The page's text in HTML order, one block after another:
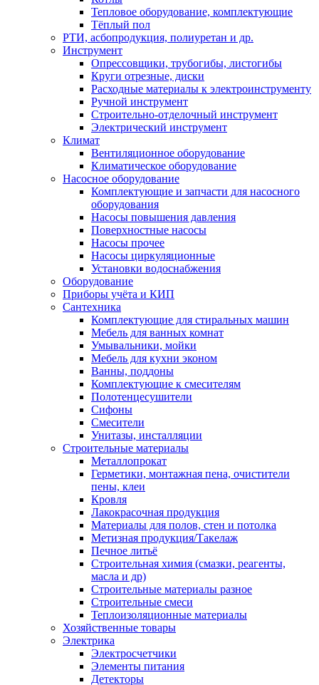
Тепловое оборудование, комплектующие
Тёплый пол
РТИ, асбопродукция, полиуретан и др.
Инструмент
Опрессовщики, трубогибы, листогибы
Круги отрезные, диски
Расходные материалы к электроинструменту
Ручной инструмент
Строительно-отделочный инструмент
Электрический инструмент
Климат
Вентиляционное оборудование
Климатическое оборудование
Насосное оборудование
Комплектующие и запчасти для насосного
оборудования
Насосы повышения давления
Поверхностные насосы
Насосы прочее
Насосы циркуляционные
Установки водоснабжения
Оборудование
Приборы учёта и КИП
Сантехника
Комплектующие для стиральных машин
Мебель для ванных комнат
Умывальники, мойки
Мебель для кухни эконом
Ванны, поддоны
Комплектующие к смесителям
Полотенцесушители
Сифоны
Смесители
Унитазы, инсталляции
Строительные материалы
Металлопрокат
Герметики, монтажная пена, очистители
пены, клеи
Кровля
Лакокрасочная продукция
Материалы для полов, стен и потолка
Метизная продукция/Такелаж
Печное литьё
Строительная химия (смазки, реагенты,
масла и др)
Строительные материалы разное
Строительные смеси
Теплоизоляционные материалы
Хозяйственные товары
Электрика
Электросчетчики
Элементы питания
Детекторы